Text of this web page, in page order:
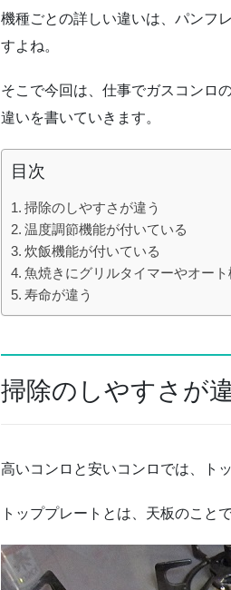
機種ごとの詳しい違いは、パンフ
すよね。
そこで今回は、仕事でガスコンロ
違いを書いていきます。
目次
掃除のしやすさが違う
温度調節機能が付いている
炊飯機能が付いている
魚焼きにグリルタイマーやオー
寿命が違う
掃除のしやすさが
高いコンロと安いコンロでは、ト
トッププレートとは、天板のこと